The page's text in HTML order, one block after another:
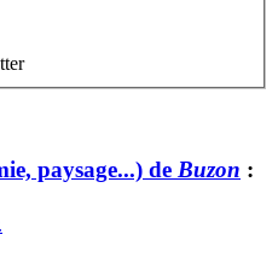
paysage...) de Buzon :